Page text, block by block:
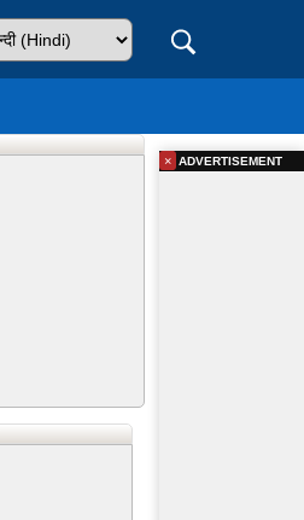
ADVERTISEMENT
×